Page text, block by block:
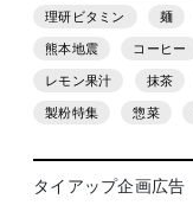
理研ビタミン 麺
熊本地震 コーヒー
レモン果汁 抹茶
製粉特集 惣菜
タイアップ企画広告